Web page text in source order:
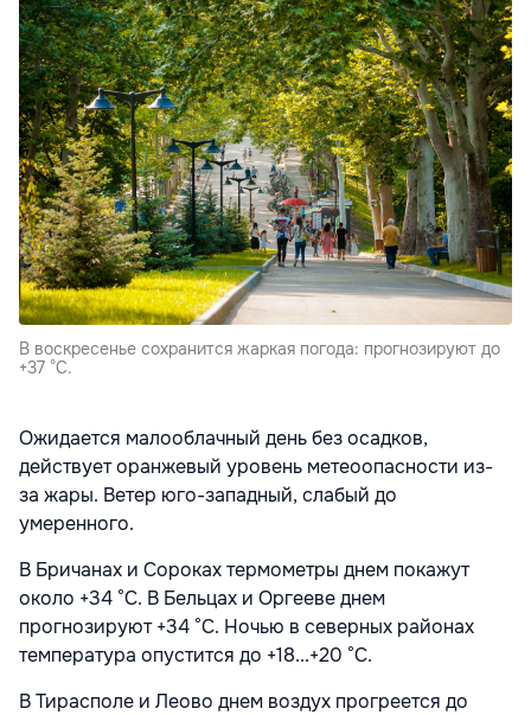
В воскресенье сохранится жаркая погода: прогнозируют до
+37 °С.
Ожидается малооблачный день без осадков,
действует оранжевый уровень метеоопасности из-
за жары. Ветер юго-западный, слабый до
умеренного.
В Бричанах и Сороках термометры днем покажут
около +34 °С. В Бельцах и Оргееве днем
прогнозируют +34 °С. Ночью в северных районах
температура опустится до +18...+20 °С.
В Тирасполе и Леово днем воздух прогреется до